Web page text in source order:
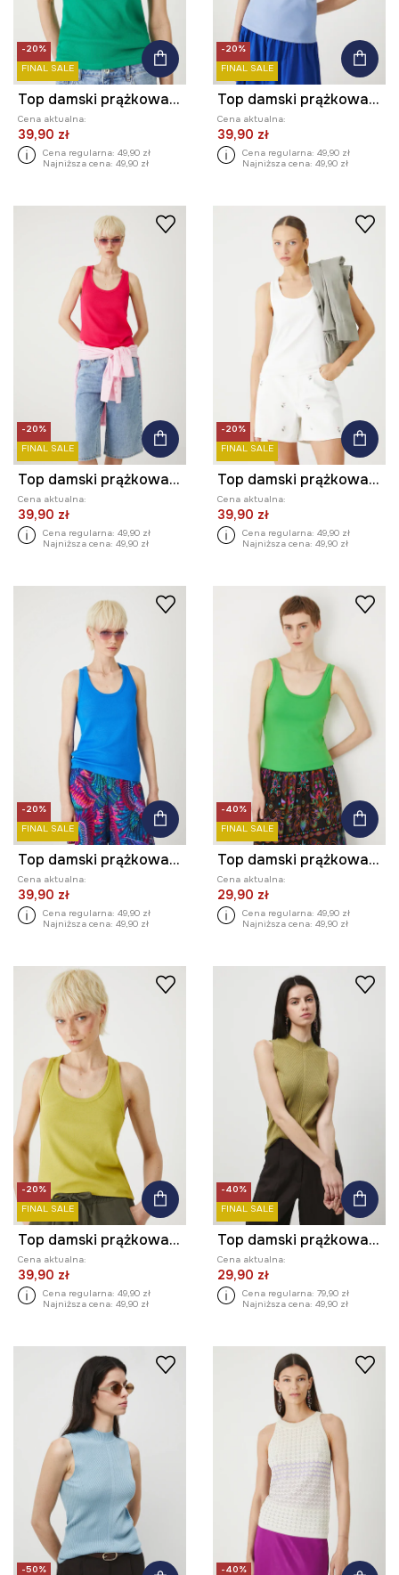
-20%
FINAL SALE
Top damski prążkowany z modalem kolor zielony
Cena aktualna:
39,90 zł
Cena regularna: 49,90 zł
Najniższa cena: 49,90 zł
-20%
FINAL SALE
Top damski prążkowany z modalem kolor niebieski
Cena aktualna:
39,90 zł
Cena regularna: 49,90 zł
Najniższa cena: 49,90 zł
-20%
FINAL SALE
Top damski prążkowany z modalem kolor różowy
Cena aktualna:
39,90 zł
Cena regularna: 49,90 zł
Najniższa cena: 49,90 zł
-20%
FINAL SALE
Top damski prążkowany z modalem kolor biały
Cena aktualna:
39,90 zł
Cena regularna: 49,90 zł
Najniższa cena: 49,90 zł
-20%
FINAL SALE
Top damski prążkowany z modalem kolor niebieski
Cena aktualna:
39,90 zł
Cena regularna: 49,90 zł
Najniższa cena: 49,90 zł
-40%
FINAL SALE
Top damski prążkowany z modalem
Cena aktualna:
29,90 zł
Cena regularna: 49,90 zł
Najniższa cena: 49,90 zł
-20%
FINAL SALE
Top damski prążkowany z modalem kolor zielony
Cena aktualna:
39,90 zł
Cena regularna: 49,90 zł
Najniższa cena: 49,90 zł
-40%
FINAL SALE
Top damski prążkowany
Cena aktualna:
29,90 zł
Cena regularna: 79,90 zł
Najniższa cena: 49,90 zł
-50% -40%